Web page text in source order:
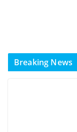
Breaking News